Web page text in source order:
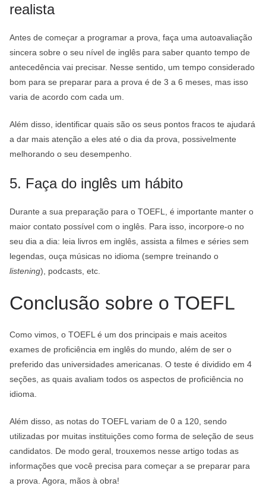
realista
Antes de começar a programar a prova, faça uma autoavaliação
sincera sobre o seu nível de inglês para saber quanto tempo de
antecedência vai precisar. Nesse sentido, um tempo considerado
bom para se preparar para a prova é de 3 a 6 meses, mas isso
varia de acordo com cada um.
Além disso, identificar quais são os seus pontos fracos te ajudará
a dar mais atenção a eles até o dia da prova, possivelmente
melhorando o seu desempenho.
5. Faça do inglês um hábito
Durante a sua preparação para o TOEFL, é importante manter o
maior contato possível com o inglês. Para isso, incorpore-o no
seu dia a dia: leia livros em inglês, assista a filmes e séries sem
legendas, ouça músicas no idioma (sempre treinando o
listening), podcasts, etc.
Conclusão sobre o TOEFL
Como vimos, o TOEFL é um dos principais e mais aceitos
exames de proficiência em inglês do mundo, além de ser o
preferido das universidades americanas. O teste é dividido em 4
seções, as quais avaliam todos os aspectos de proficiência no
idioma.
Além disso, as notas do TOEFL variam de 0 a 120, sendo
utilizadas por muitas instituições como forma de seleção de seus
candidatos. De modo geral, trouxemos nesse artigo todas as
informações que você precisa para começar a se preparar para
a prova. Agora, mãos à obra!